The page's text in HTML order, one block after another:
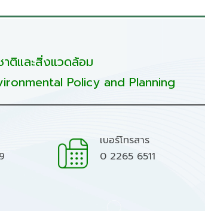
าติและสิ่งแวดล้อม
Policy and Planning
เบอร์โทรสาร
0 2265 6511